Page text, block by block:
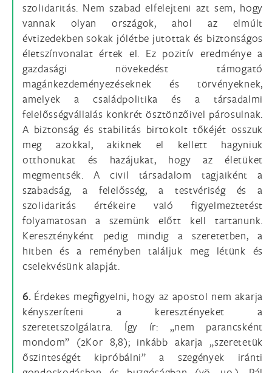
szolidaritás. Nem szabad elfelejteni azt sem, hogy
vannak olyan országok, ahol az elmúlt
évtizedekben sokak jólétbe jutottak és biztonságos
életszínvonalat értek el. Ez pozitív eredménye a
gazdasági növekedést támogató
magánkezdeményezéseknek és törvényeknek,
amelyek a családpolitika és a társadalmi
felelősségvállalás konkrét ösztönzőivel párosulnak.
A biztonság és stabilitás birtokolt tőkéjét osszuk
meg azokkal, akiknek el kellett hagyniuk
otthonukat és hazájukat, hogy az életüket
megmentsék. A civil társadalom tagjaiként a
szabadság, a felelősség, a testvériség és a
szolidaritás értékeire való figyelmeztetést
folyamatosan a szemünk előtt kell tartanunk.
Keresztényként pedig mindig a szeretetben, a
hitben és a reményben találjuk meg létünk és
cselekvésünk alapját.
6.Érdekes megfigyelni, hogy az apostol nem akarja
kényszeríteni a keresztényeket a
szeretetszolgálatra. Így ír: „nem parancsként
mondom” (2Kor 8,8); inkább akarja „szeretetük
őszinteségét kipróbálni” a szegények iránti